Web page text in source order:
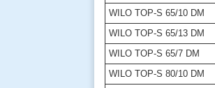
WILO TOP-S 65/10 DM
WILO TOP-S 65/13 DM
WILO TOP-S 65/7 DM
WILO TOP-S 80/10 DM